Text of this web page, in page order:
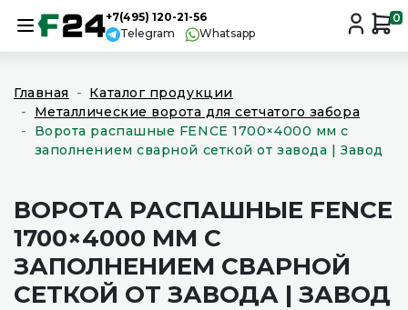
+7(495) 120-21-56
Telegram
Whatsapp
0
Главная
Каталог продукции
Металлические ворота для сетчатого забора
Ворота распашные FENCE 1700×4000 мм с
заполнением сварной сеткой от завода | Завод
ВОРОТА РАСПАШНЫЕ FENCE
1700×4000 ММ С
ЗАПОЛНЕНИЕМ СВАРНОЙ
СЕТКОЙ ОТ ЗАВОДА | ЗАВОД